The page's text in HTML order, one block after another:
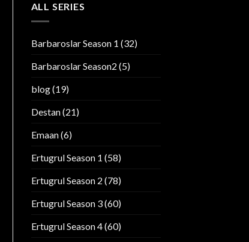
ALL SERIES
Barbaroslar Season 1 (32)
Barbaroslar Season2 (5)
blog(19)
Destan(21)
Emaan(6)
Ertugrul Season 1 (58)
Ertugrul Season 2 (78)
Ertugrul Season 3(60)
Ertugrul Season 4(60)